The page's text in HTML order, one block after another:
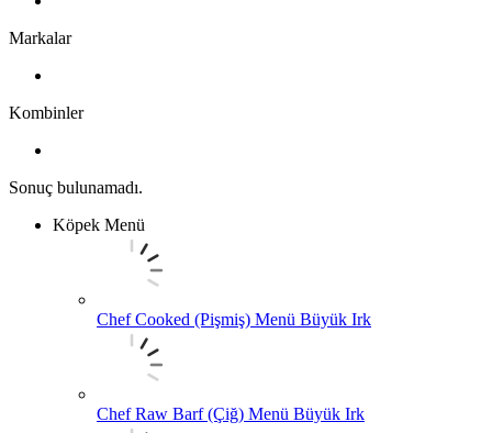
Markalar
Kombinler
Sonuç bulunamadı.
Köpek Menü
Chef Cooked (Pişmiş) Menü Büyük Irk
Chef Raw Barf (Çiğ) Menü Büyük Irk